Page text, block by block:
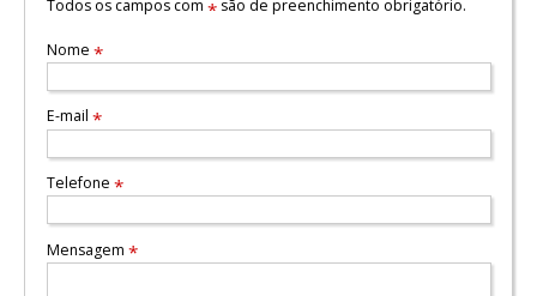
Todos os campos com *são de preenchimento obrigatório.
Nome *
E-mail *
Telefone *
Mensagem *